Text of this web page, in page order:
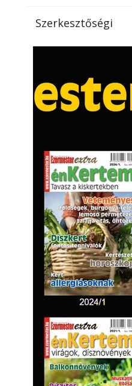
paradicsomot sokszor
gazdasági
Utóérik eközben, de
olyan ízű, mint amit a
kertünkben, biológiai
tárolható h
Szerkesztőségi